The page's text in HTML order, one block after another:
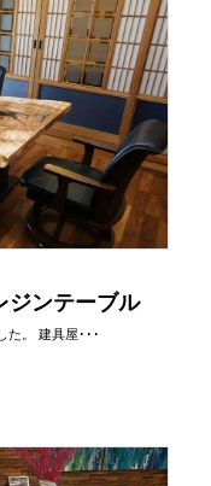
ンテーブル
た。 建具屋･･･